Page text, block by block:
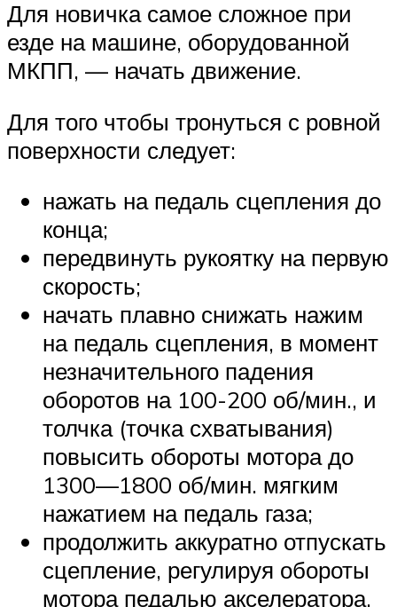
Для новичка самое сложное при
езде на машине, оборудованной
МКПП, — начать движение.
Для того чтобы тронуться с ровной
поверхности следует:
нажать на педаль сцепления до
конца;
передвинуть рукоятку на первую
скорость;
начать плавно снижать нажим
на педаль сцепления, в момент
незначительного падения
оборотов на 100-200 об/мин., и
толчка (точка схватывания)
повысить обороты мотора до
1300—1800 об/мин. мягким
нажатием на педаль газа;
продолжить аккуратно отпускать
сцепление, регулируя обороты
мотора педалью акселератора.